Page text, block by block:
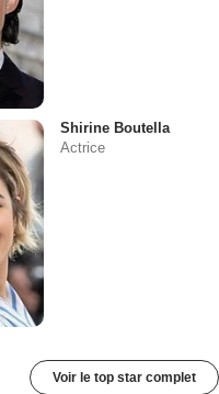
Shirine Boutella
Actrice
Voir le top star complet